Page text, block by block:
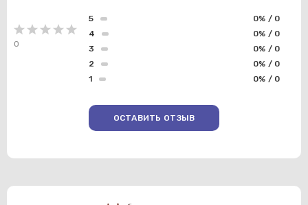
0
1 0% / 0
2 0% / 0
3 0% / 0
4 0% / 0
5 0% / 0
ОСТАВИТЬ ОТЗЫВ